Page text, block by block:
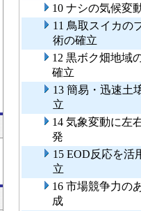
10 ナシの気候変
11 鳥取スイカの
術の確立
12 黒ボク畑地域
確立
13 簡易・迅速土
立
14 気象変動に左
発
15 EOD反応を活
立
16 市場競争力の
成